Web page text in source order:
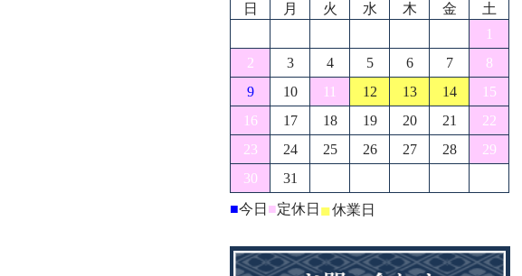
日 月 火 水 木 金
土
1
2
3 4 5 6 7
8
9
10 11 12 13 14
15
16
17 18 19 20 21
22
23
24 25 26 27 28
29
30
31
■今日 ■定休日 ■休業日